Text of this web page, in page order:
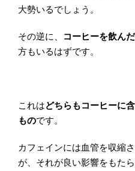
大勢いるでしょう。
その逆に、 コーヒーを飲ん
方もいるはずです。
これはどちらもコーヒーに
ものです。
カフェインには血管を収縮
が、それが良い影響をもた